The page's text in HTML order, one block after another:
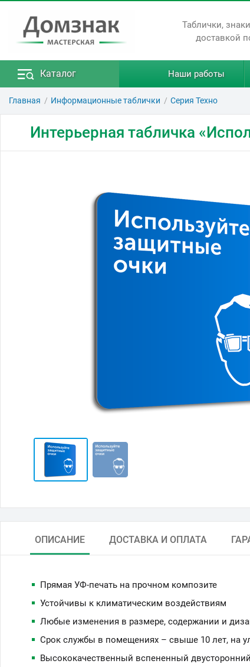
Таблички,
доставкой
Каталог Наши работы
Главная Информационные таблички Серия Техно
Интерьерная табличка
ОПИСАНИЕ ДОСТАВКА И ОПЛАТА
Прямая УФ-печать на прочном композите
Устойчивы к климатическим воздействиям
Любые изменения в размере, содержании и
Срок службы в помещениях – свыше 10 лет, на
Высококачественный вспененный